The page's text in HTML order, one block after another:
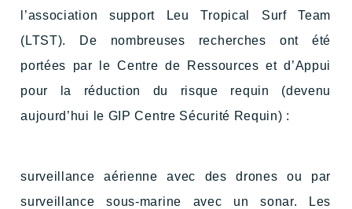
l’association support Leu Tropical Surf Team
(LTST). De nombreuses recherches ont été
portées par le Centre de Ressources et d’Appui
pour la réduction du risque requin (devenu
aujourd’hui le GIP Centre Sécurité Requin) :
surveillance aérienne avec des drones ou par
surveillance sous-marine avec un sonar. Les